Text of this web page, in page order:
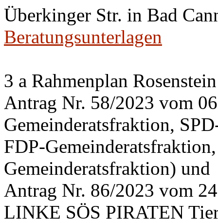
Überkinger Str. in Bad
Beratungsunterlagen
3 a Rahmenplan Rosenstein
Antrag Nr. 58/2023 vom
Gemeinderatsfraktion,
FDP-
Gemeinderatsfraktion) und
Antrag Nr. 86/2023 vom
LINKE SÖS PIRATEN